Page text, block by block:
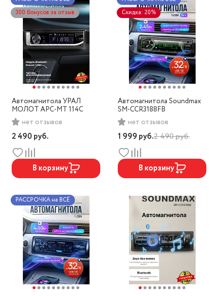
Автомагнитола УРАЛ
МОЛОТ АРС-МТ 114С
нет отзывов
2 490 руб.
В корзину
300 бонусов за отзыв
Автомагнитола Soundmax
SM-CCR3188FB
нет отзывов
1 999 руб.2 490руб.
В корзину
Скидка: 20%
РАССРОЧКА на ВСЁ